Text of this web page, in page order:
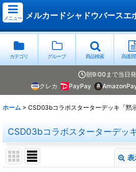
メニュー メルカードシャドウバースエ
カテゴリ グループ 商品検索 高価
朝9:00まで当日
クレカ
PayPay
ホーム > CSD03bコラボスターターデッキ「黙
CSD03bコラボスターターデッ
表